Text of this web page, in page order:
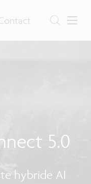
5.0
hybride AI